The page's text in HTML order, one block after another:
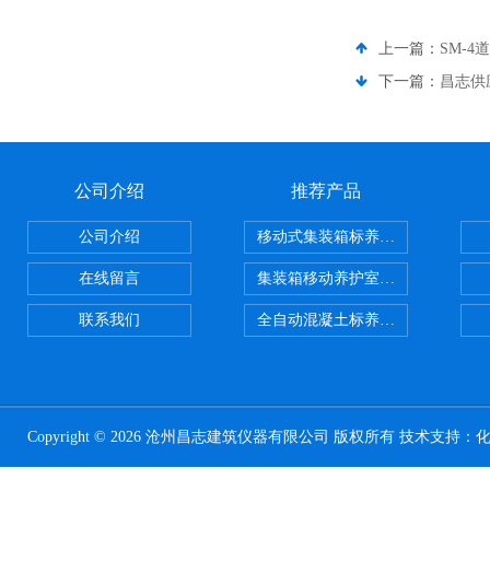
上一篇： SM-4
下一篇： 昌志供
公司介绍
公司介绍
在线留言
联系我们
推荐产品
移动式集装箱标养室 养护室设备
集装箱移动养护室 标养室
全自动混凝土标养室恒温恒湿设备
Copyright © 2026 沧州昌志建筑仪器有限公司 版权所有 技术支持：